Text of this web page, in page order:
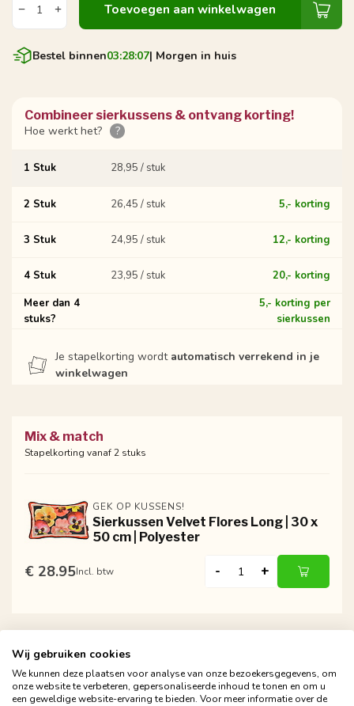
Toevoegen aan winkelwagen
Bestel binnen03:28:07| Morgen in huis
Combineer sierkussens & ontvang korting!
Hoe werkt het?
?
1 Stuk 28,95 / stuk
2 Stuk 26,45 / stuk 5,- korting
3 Stuk 24,95 / stuk 12,- korting
4 Stuk 23,95 / stuk
20,- korting
Meer dan 4
stuks?
5,- korting per
sierkussen
Je stapelkorting wordt automatisch verrekend in je
winkelwagen
Mix & match
Stapelkorting vanaf 2 stuks
GEK OP KUSSENS!
Sierkussen Velvet Flores Long | 30 x
50 cm | Polyester
€ 28.95Incl. btw - +
Wij gebruiken cookies
We kunnen deze plaatsen voor analyse van onze bezoekersgegevens, om
onze website te verbeteren, gepersonaliseerde inhoud te tonen en om u
een geweldige website-ervaring te bieden. Voor meer informatie over de